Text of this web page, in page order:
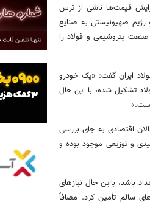
قیمت‌ها ناشی از ترس
رژیم صهیونیستی به صنایع
صنعت پتروشیمی و فولاد را
ایران گفت: «یک خودرو
از به لحاظ وزنی از فولاد تشکیل شده، با این حال
اقتصادی به جای بررسی
و توزیعی موجود بوده و
باشد، بااین حال نیازهای
سالم تأمین کرد. مضافاً